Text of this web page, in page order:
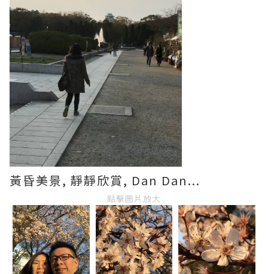
黃昏美景, 靜靜欣賞, Dan Dan...
點擊圖片放大